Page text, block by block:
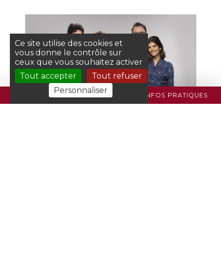
PROGRAMME BILLETTERIE INFOS PRATIQUES
Ce site utilise des cookies et
vous donne le contrôle sur
ceux que vous souhaitez activer
Tout accepter
Tout refuser
Personnaliser